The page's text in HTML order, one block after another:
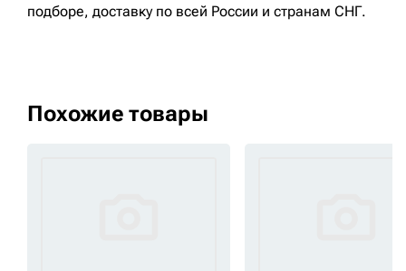
подборе, доставку по всей России и странам СНГ.
Похожие товары